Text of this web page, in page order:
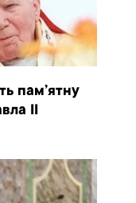
пам’ятну
II